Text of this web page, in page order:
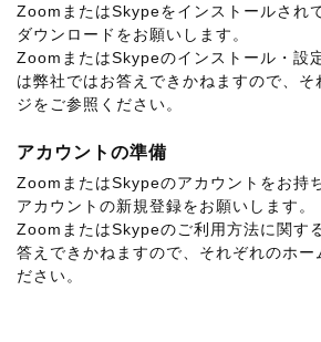
ZoomまたはSkypeをインストールされ
ダウンロードをお願いします。
ZoomまたはSkypeのインストール・設
は弊社ではお答えできかねますので、そ
ジをご参照ください。
アカウントの準備
ZoomまたはSkypeのアカウントをお持
アカウントの新規登録をお願いします。
ZoomまたはSkypeのご利用方法に関す
答えできかねますので、それぞれのホー
ださい。